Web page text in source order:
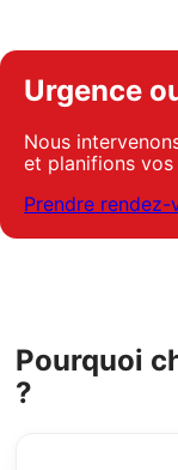
Urgence
Nous
et planifions
Prendre rendez-
Pourquoi
?